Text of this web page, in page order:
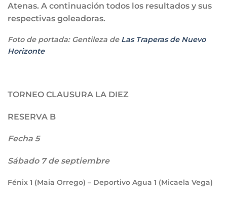
Atenas. A continuación todos los resultados y sus
respectivas goleadoras.
Foto de portada: Gentileza de Las Traperas de Nuevo
Horizonte
TORNEO CLAUSURA LA DIEZ
RESERVA B
Fecha 5
Sábado 7 de septiembre
Fénix 1 (Maia Orrego) – Deportivo Agua 1 (Micaela Vega)